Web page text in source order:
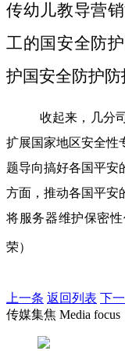
传幼儿教导营
工的国安全防
护国安全防护防
收起来，几分
扩展国家地区安全性
题导向搞好各国平安
方面，推动各国平安
将服务器维护保密
荣）
上一条 返回列表 下
传媒集焦 Media focus